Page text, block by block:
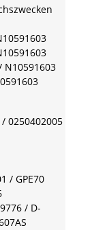
N10591603
/ 0250402005
/ GPE70
/ D-